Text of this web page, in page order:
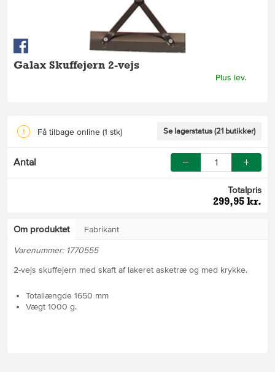
Galax Skuffejern 2-vejs
Plus lev.
Få tilbage online (1 stk) Se lagerstatus (21 butikker)
Antal
Totalpris
299,95 kr.
Om produktet
Fabrikant
Varenummer: 1770555
2-vejs skuffejern med skaft af lakeret asketræ og med krykke.
Totallængde 1650 mm
Vægt 1000 g.